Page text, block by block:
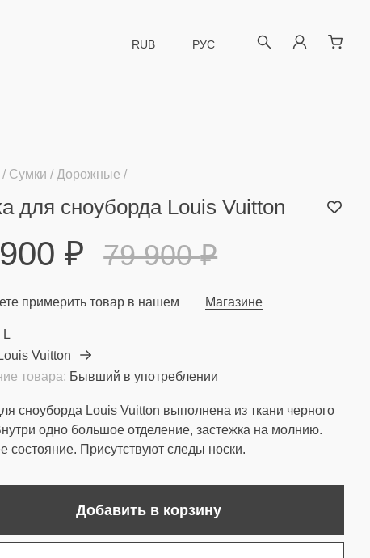
RUB РУС
Сумки Дорожные
для сноуборда Louis Vuitton
₽ 79 900₽
примерить товар в нашем Магазине
товара: Бывший в употреблении
Louis Vuitton
L
сноуборда Louis Vuitton выполнена из ткани черного
одно большое отделение, застежка на молнию.
состояние. Присутствуют следы носки.
Добавить в корзину